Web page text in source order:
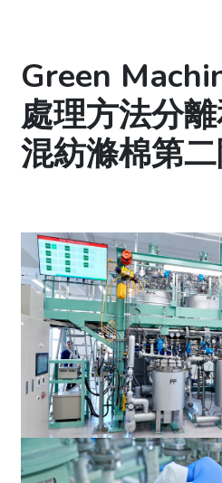
Green
處理方法分
混紡滌棉第